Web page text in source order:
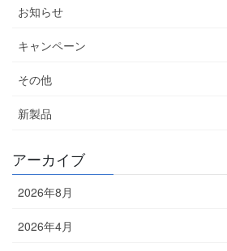
お知らせ
キャンペーン
その他
新製品
アーカイブ
2026年8月
2026年4月